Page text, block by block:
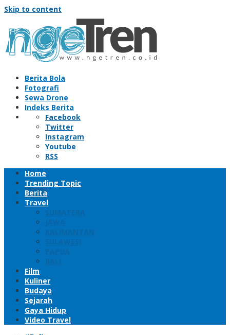
Skip to content
Berita Bola
Fotografi
Sewa Drone
Indeks Berita
Facebook
Twitter
Instagram
Youtube
RSS
Home
Trending Topic
Berita
Travel
SUMATERA
JAWA
KALIMANTAN
SULAWESI
PAPUA
BALI
Film
Kuliner
Budaya
Sejarah
Gaya Hidup
Video Travel